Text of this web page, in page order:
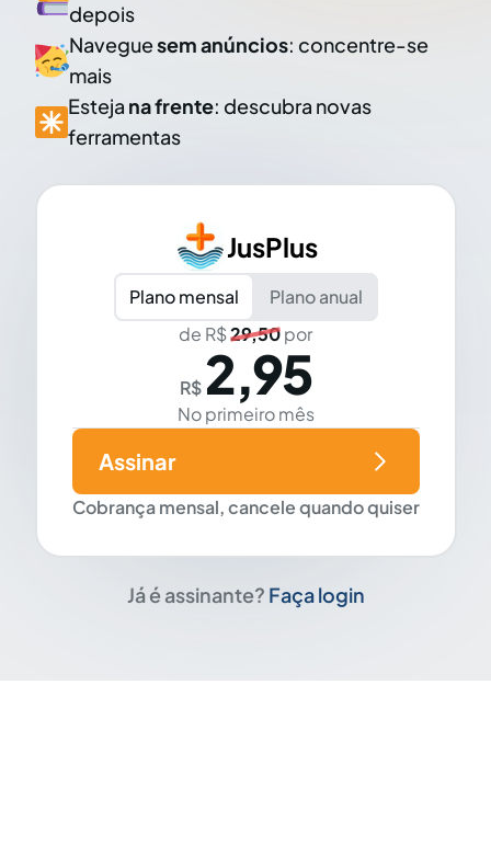
depois
Naveguesem anúncios: concentre-se
mais
Esteja na frente: descubra novas
ferramentas
JusPlus
Plano mensal
Plano anual
de R$29,50por
R$ 2,95
No primeiro mês
Cobrança mensal, cancele quando quiser
Assinar
Já é assinante? Faça login